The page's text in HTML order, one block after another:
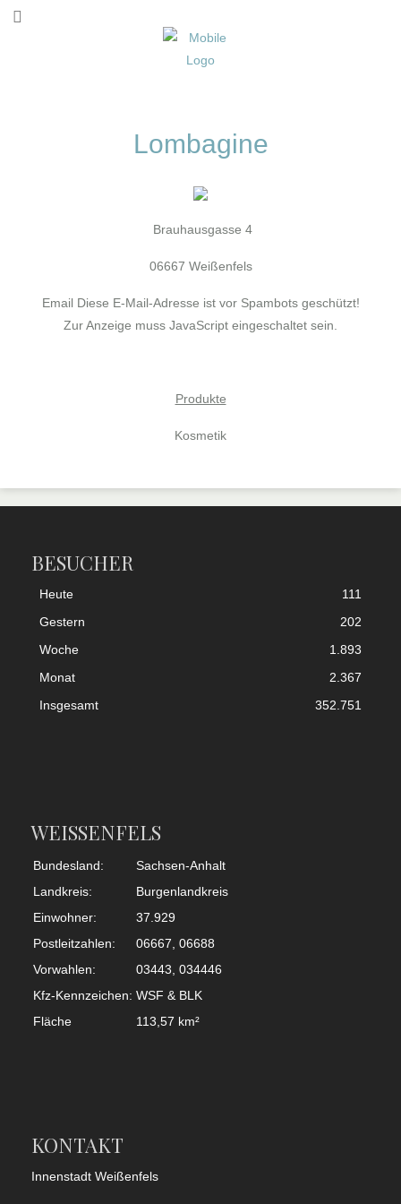
Lombagine
Brauhausgasse 4
06667 Weißenfels
Email Diese E-Mail-Adresse ist vor Spambots geschützt!
Zur Anzeige muss JavaScript eingeschaltet sein.
Produkte
Kosmetik
BESUCHER
Heute
111
Gestern
202
Woche
1.893
Monat
2.367
Insgesamt
352.751
WEISSENFELS
Bundesland:
Sachsen-Anhalt
Landkreis:
Burgenlandkreis
Einwohner:
37.929
Postleitzahlen:
06667, 06688
Vorwahlen:
03443, 034446
Kfz-Kennzeichen: WSF & BLK
Fläche
113,57 km²
KONTAKT
Innenstadt Weißenfels